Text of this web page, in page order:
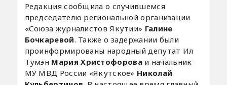
Редакция сообщила о случившемся
председателю региональной организации
«Союза журналистов Якутии» Галине
Бочкаревой. Также о задержании были
проинформированы народный депутат Ил
Тумэн Мария Христофороваи начальник
МУ МВД России «Якутское» Николай